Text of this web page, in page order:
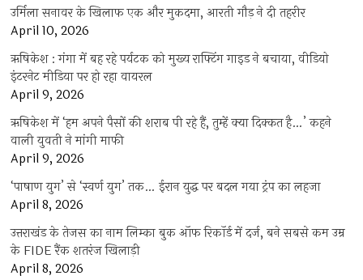
उर्मिला सनावर के खिलाफ एक और मुकदमा, आरती गौड़ ने दी तहरीर
April 10, 2026
ऋषिकेश : गंगा में बह रहे पर्यटक को मुख्य राफ्टिंग गाइड ने बचाया, वीडियो
इंटरनेट मीडिया पर हो रहा वायरल
April 9, 2026
ऋषिकेश में ‘हम अपने पैसों की शराब पी रहे हैं, तुम्हें क्या दिक्कत है…’ कहने
वाली युवती ने मांगी माफी
April 9, 2026
‘पाषाण युग’ से ‘स्वर्ण युग’ तक… ईरान युद्ध पर बदल गया ट्रंप का लहजा
April 8, 2026
उत्तराखंड के तेजस का नाम लिम्का बुक ऑफ रिकॉर्ड में दर्ज, बने सबसे कम उम्र
के FIDE रैंक शतरंज खिलाड़ी
April 8, 2026